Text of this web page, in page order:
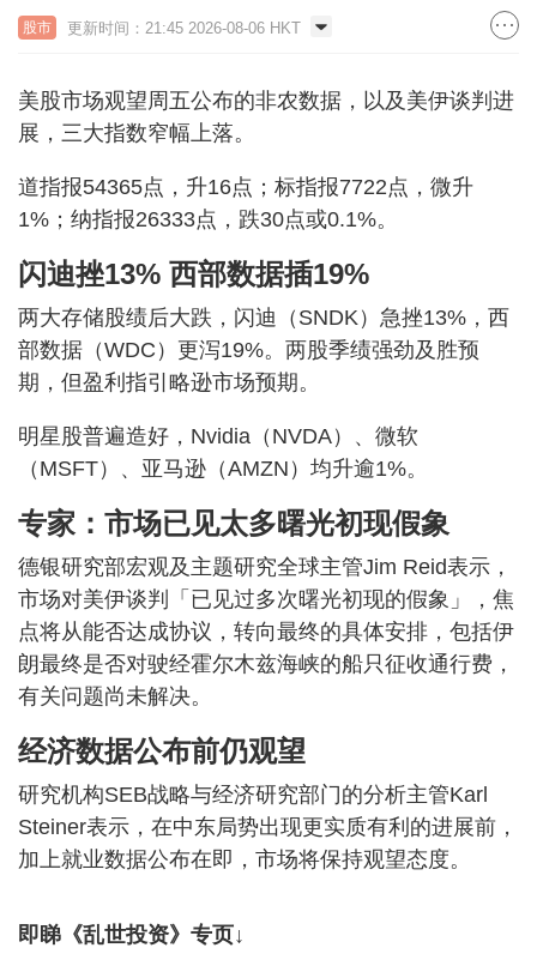
股市 更新时间：21:45 2026-08-06 HKT
美股市场观望周五公布的非农数据，以及美伊谈判进
展，三大指数窄幅上落。
道指报54365点，升16点；标指报7722点，微升
1%；纳指报26333点，跌30点或0.1%。
闪迪挫13% 西部数据插19%
两大存储股绩后大跌，闪迪（SNDK）急挫13%，西
部数据（WDC）更泻19%。两股季绩强劲及胜预
期，但盈利指引略逊市场预期。
明星股普遍造好，Nvidia（NVDA）、微软
（MSFT）、亚马逊（AMZN）均升逾1%。
专家：市场已见太多曙光初现假象
德银研究部宏观及主题研究全球主管Jim Reid表示，
市场对美伊谈判「已见过多次曙光初现的假象」，焦
点将从能否达成协议，转向最终的具体安排，包括伊
朗最终是否对驶经霍尔木兹海峡的船只征收通行费，
有关问题尚未解决。
经济数据公布前仍观望
研究机构SEB战略与经济研究部门的分析主管Karl
Steiner表示，在中东局势出现更实质有利的进展前，
加上就业数据公布在即，市场将保持观望态度。
即睇《乱世投资》专页↓